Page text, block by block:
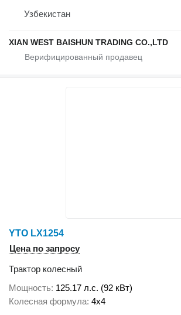
Узбекистан
XIAN WEST BAISHUN TRADING CO.,LTD
YTO LX1254
Цена по запросу
Трактор колесный
Мощность 125.17 л.с. (92 кВт)
Колесная формула 4x4